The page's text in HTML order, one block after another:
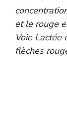
et le rouge
Voie Lactée
flèches